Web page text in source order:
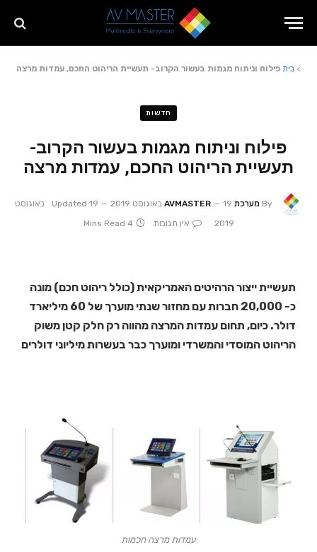
> בית פילוח וניתוח מגמות בעשור הקרוב- תעשיית הריהוט החכם, עמדות מרצה
חדשות
פילוח וניתוח מגמות בעשור הקרוב-
תעשיית הריהוט החכם, עמדות מרצה
By מערכת AVMASTER 19 באוגוסט 2019 Updated:
19 באוגוסט
2019
אין תגובות 4 Mins Read
תעשיית ייצור הרהיטים האמריקאית (כולל ריהוט חכם) מונה
כ- 20,000 חברות עם מחזור שנתי מוערך של 60 מיליארד
דולר. כיום, תחום עמדות המרצה מהווה רק חלק קטן משוק
הריהוט המוסדי והמשרדי ומוערך כבר בעשרות מיליוני דולרים
עמדות מרצה חכמות